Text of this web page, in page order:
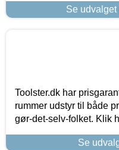
Se
Toolster.dk har
rummer udstyr til både
gør-det-selv-folket. Klik
Se